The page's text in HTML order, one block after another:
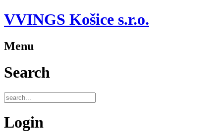
VVINGS Košice s.r.o.
Menu
Search
Login